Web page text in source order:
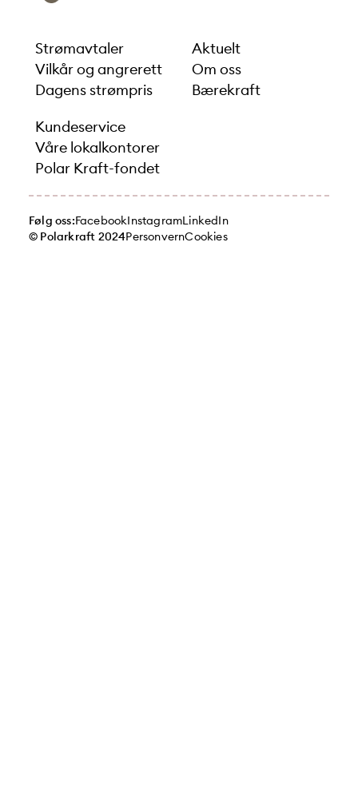
Strømavtaler
Vilkår og angrerett
Dagens strømpris
Aktuelt
Om oss
Bærekraft
Kundeservice
Våre lokalkontorer
Polar Kraft-fondet
© Polarkraft 2024PersonvernCookies
Følg oss:FacebookInstagramLinkedIn